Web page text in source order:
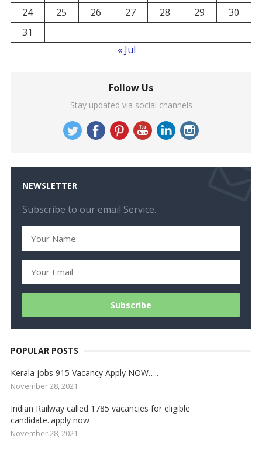
24 25 26 27 28 29
30
31
« Jul
Follow Us
Stay updated via social channels
NEWSLETTER
Subscribe to our email Service.
POPULAR POSTS
Kerala jobs 915 Vacancy Apply NOW…..
November 28, 2021
Indian Railway called 1785 vacancies for eligible
candidate..apply now
November 28, 2021